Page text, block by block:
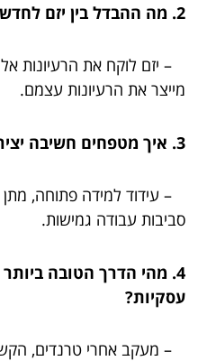
2. מה ההבדל בין יזם לחדשן?
– יזם לוקח את הרעיונות
מייצר את הרעיונות עצמם.
3. איך מטפחים חשיבה יצירתית בקרב עובדים?
– עידוד למידה פתוחה, מתן
סביבות עבודה גמישות.
4. מהי הדרך הטובה
עסקיות?
– מעקב אחרי טרנדים,